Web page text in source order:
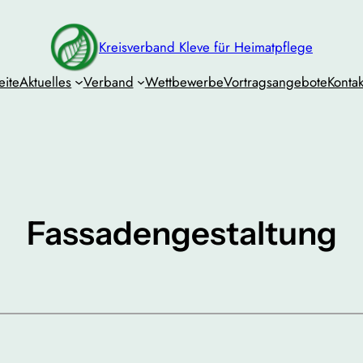
Kreisverband Kleve für Heimatpflege
Aktuelles Verband WettbewerbeVortragsangebote
Fassadengestaltung